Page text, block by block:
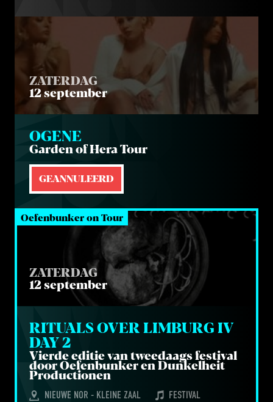
ZATERDAG
12 september
OGE­NE
Gar­den of Hera Tour
GEANNULEERD
Oefenbunker on Tour
ZATERDAG
12 september
RITU­ALS OVER LIM­BURG IV
DAY 2
Vier­de edi­tie van twee­daags fes­ti­val
door Oefen­bun­ker en Dun­kel­heit
Productionen
NIEUWE NOR - KLEINE ZAAL FESTIVAL